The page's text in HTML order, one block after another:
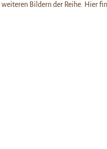
weiteren Bildern der Reihe. Hier